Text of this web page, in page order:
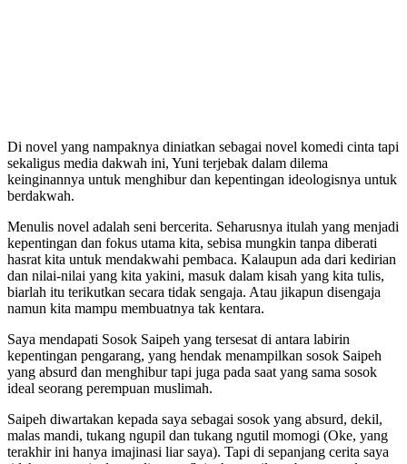
Di novel yang nampaknya diniatkan sebagai novel komedi cinta tapi
sekaligus media dakwah ini, Yuni terjebak dalam dilema
keinginannya untuk menghibur dan kepentingan ideologisnya untuk
berdakwah.
Menulis novel adalah seni bercerita. Seharusnya itulah yang menjadi
kepentingan dan fokus utama kita, sebisa mungkin tanpa diberati
hasrat kita untuk mendakwahi pembaca. Kalaupun ada dari kedirian
dan nilai-nilai yang kita yakini, masuk dalam kisah yang kita tulis,
biarlah itu terikutkan secara tidak sengaja. Atau jikapun disengaja
namun kita mampu membuatnya tak kentara.
Saya mendapati Sosok Saipeh yang tersesat di antara labirin
kepentingan pengarang, yang hendak menampilkan sosok Saipeh
yang absurd dan menghibur tapi juga pada saat yang sama sosok
ideal seorang perempuan muslimah.
Saipeh diwartakan kepada saya sebagai sosok yang absurd, dekil,
malas mandi, tukang ngupil dan tukang ngutil momogi (Oke, yang
terakhir ini hanya imajinasi liar saya). Tapi di sepanjang cerita saya